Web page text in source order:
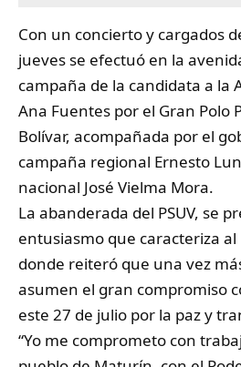
Con un concierto y cargados
jueves se efectuó en la
campaña de la candidata a la
Ana Fuentes por el Gran Polo
Bolívar, acompañada por el
campaña regional Ernesto
nacional José Vielma Mora.
La abanderada del PSUV, se
entusiasmo que caracteriza
donde reiteró que una vez
asumen el gran compromiso
este 27 de julio por la paz y
“Yo me comprometo con